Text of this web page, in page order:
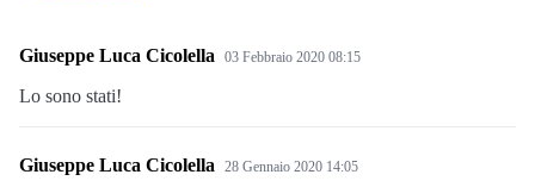
Giuseppe Luca Cicolella 03 Febbraio 2020 08:15
Lo sono stati!
Giuseppe Luca Cicolella 28 Gennaio 2020 14:05